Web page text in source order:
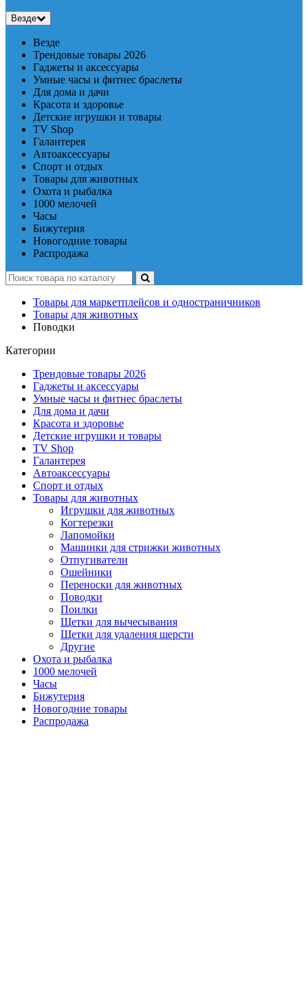
Везде
Везде
Трендовые товары 2026
Гаджеты и аксессуары
Умные часы и фитнес браслеты
Для дома и дачи
Красота и здоровье
Детские игрушки и товары
TV Shop
Галантерея
Автоаксессуары
Спорт и отдых
Товары для животных
Охота и рыбалка
1000 мелочей
Часы
Бижутерия
Новогодние товары
Распродажа
Товары для маркетплейсов и одностраничников
Товары для животных
Поводки
Категории
Трендовые товары 2026
Гаджеты и аксессуары
Умные часы и фитнес браслеты
Для дома и дачи
Красота и здоровье
Детские игрушки и товары
TV Shop
Галантерея
Автоаксессуары
Спорт и отдых
Товары для животных
Игрушки для животных
Когтерезки
Лапомойки
Машинки для стрижки животных
Отпугиватели
Ошейники
Переноски для животных
Поводки
Поилки
Щетки для вычесывания
Щетки для удаления шерсти
Другие
Охота и рыбалка
1000 мелочей
Часы
Бижутерия
Новогодние товары
Распродажа